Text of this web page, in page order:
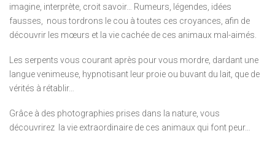
imagine, interprète, croit savoir… Rumeurs, légendes, idées
fausses, nous tordrons le cou à toutes ces croyances, afin de
découvrir les mœurs et la vie cachée de ces animaux mal-aimés.
Les serpents vous courant après pour vous mordre, dardant une
langue venimeuse, hypnotisant leur proie ou buvant du lait, que de
vérités à rétablir…
Grâce à des photographies prises dans la nature, vous
découvrirez la vie extraordinaire de ces animaux qui font peur…